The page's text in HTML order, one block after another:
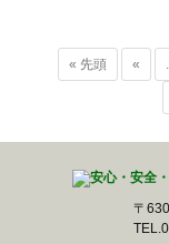
« 先頭 «
〒